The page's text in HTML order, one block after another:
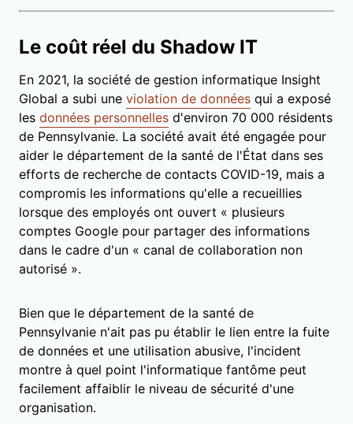
Le coût réel du Shadow IT
En 2021, la société de gestion informatique Insight
Global a subi une violation de données qui a exposé
les données personnelles d'environ 70 000 résidents
de Pennsylvanie. La société avait été engagée pour
aider le département de la santé de l'État dans ses
efforts de recherche de contacts COVID-19, mais a
compromis les informations qu'elle a recueillies
lorsque des employés ont ouvert « plusieurs
comptes Google pour partager des informations
dans le cadre d'un « canal de collaboration non
autorisé ».
Bien que le département de la santé de
Pennsylvanie n'ait pas pu établir le lien entre la fuite
de données et une utilisation abusive, l'incident
montre à quel point l'informatique fantôme peut
facilement affaiblir le niveau de sécurité d'une
organisation.